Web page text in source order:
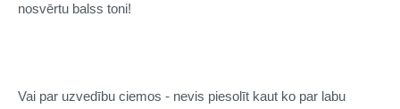
nosvērtu balss toni!
Vai par uzvedību ciemos - nevis piesolīt kaut ko par labu